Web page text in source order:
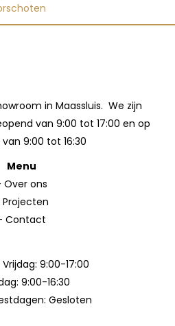
in Maassluis. We zijn
van 9:00 tot 17:00 en op
9:00 tot 16:30
Menu
Over ons
Projecten
Contact
9:00-17:00
9:00-16:30
Gesloten